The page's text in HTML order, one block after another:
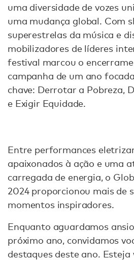
uma diversidade de vozes
uma mudança global. Com
superestrelas da música e
mobilizadores de líderes
festival marcou o
campanha de um ano
chave: Derrotar a Pobreza,
e Exigir Equidade.
Entre performances
apaixonados à ação e uma
carregada de energia, o
2024 proporcionou mais de
momentos inspiradores.
Enquanto aguardamos
próximo ano, convidamos
destaques deste ano. Esteja